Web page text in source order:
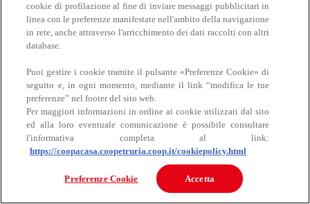
Carne
Carne
Bovino
cookie di profilazione al fine di inviare messaggi pubblicitari in
linea con le preferenze manifestate nell'ambito della navigazione
in rete, anche attraverso l'arricchimento dei dati raccolti con altri
database.
Puoi gestire i cookie tramite il pulsante «Preferenze Cookie» di
seguito e, in ogni momento, mediante il link “modifica le tue
preferenze” nel footer del sito web.
Per maggiori informazioni in ordine ai cookie utilizzati dal sito
ed alla loro eventuale comunicazione è possibile consultare
l'informativa completa al link:
https://coopacasa.coopetruria.coop.it/cookiepolicy.html
Preferenze Cookie Accetta